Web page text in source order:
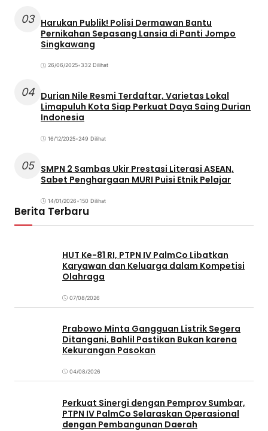
03 Harukan Publik! Polisi Dermawan Bantu
Pernikahan Sepasang Lansia di Panti Jompo
Singkawang
26/06/2025•332 Dilihat
04 Durian Nile Resmi Terdaftar, Varietas Lokal
Limapuluh Kota Siap Perkuat Daya Saing Durian
Indonesia
16/12/2025•249 Dilihat
05 SMPN 2 Sambas Ukir Prestasi Literasi ASEAN,
Sabet Penghargaan MURI Puisi Etnik Pelajar
14/01/2026•150 Dilihat
Berita Terbaru
HUT Ke-81 RI, PTPN IV PalmCo Libatkan
Karyawan dan Keluarga dalam Kompetisi
Olahraga
07/08/2026
Prabowo Minta Gangguan Listrik Segera
Ditangani, Bahlil Pastikan Bukan karena
Kekurangan Pasokan
04/08/2026
Perkuat Sinergi dengan Pemprov Sumbar,
PTPN IV PalmCo Selaraskan Operasional
dengan Pembangunan Daerah